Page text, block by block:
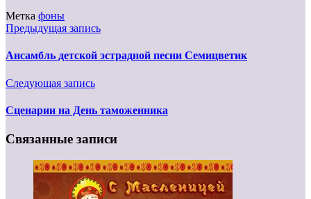
Метка фоны
Предыдущая запись
Ансамбль детской эстрадной песни Семицветик
Следующая запись
Сценарии на День таможенника
Связанные записи